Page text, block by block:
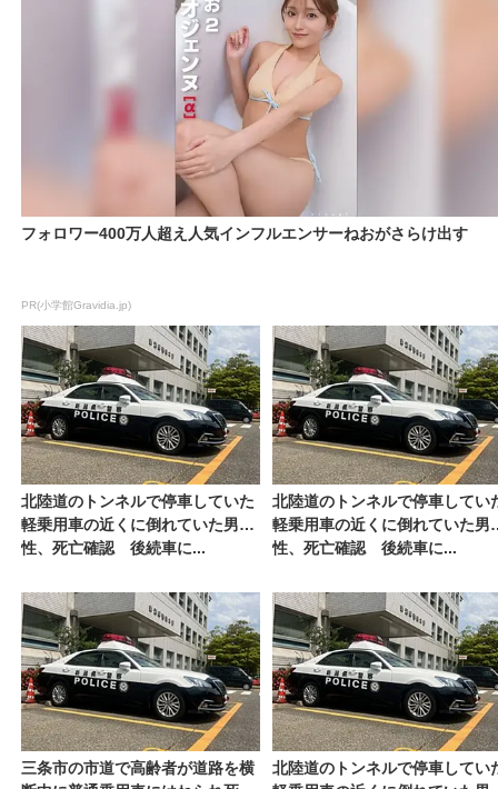
フォロワー400万人超え人気インフルエンサーねおがさらけ出す
PR(小学館Gravidia.jp)
北陸道のトンネルで停車していた
軽乗用車の近くに倒れていた男
性、死亡確認 後続車に...
北陸道のトンネルで停車してい
軽乗用車の近くに倒れていた男
性、死亡確認 後続車に...
三条市の市道で高齢者が道路を横
北陸道のトンネルで停車してい